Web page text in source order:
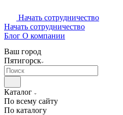
Начать сотрудничество
Начать сотрудничество
Блог О компании
Ваш город
Пятигорск
Каталог
По всему сайту
По каталогу